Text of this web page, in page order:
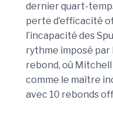
dernier quart-
perte d’efficacité
l’incapacité des
rythme imposé par
rebond, où Mitchell
comme le maître
avec 10 rebonds